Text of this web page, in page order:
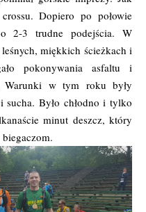
Dopiero po połowie
2-3 trudne podejścia. W
miękkich ścieżkach i
pokonywania asfaltu i
Warunki w tym roku były
sucha. Było chłodno i tylko
minut deszcz, który
biegaczom.